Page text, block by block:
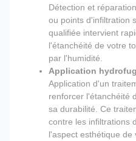
Détection et
ou points d'infiltration
qualifiée intervient
l'étanchéité de votre
par l'humidité.
Application
Application d'un
renforcer l'étanchéité
sa durabilité. Ce
contre les infiltrations
l'aspect esthétique de